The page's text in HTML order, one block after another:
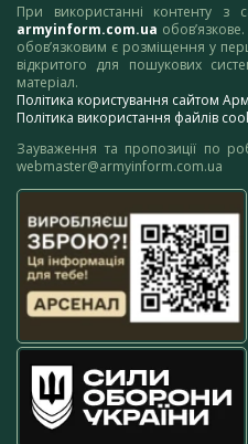
При використанні контенту з
armyinform.com.ua
обов’язковим є розміщення у
відкритого для пошукових
матеріал.
Політика користування сайтом
Політика використання файлів
Зауваження та пропозиції по
webmaster@armyinform.com.ua